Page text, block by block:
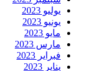
يوليو 2023
يونيو 2023
مايو 2023
مارس 2023
فبراير 2023
يناير 2023